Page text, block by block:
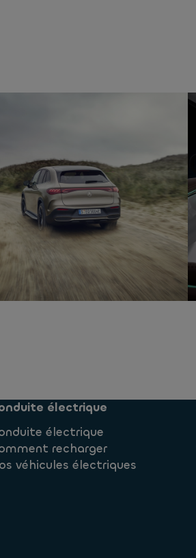
électrique
électrique
recharger
véhicules électriques